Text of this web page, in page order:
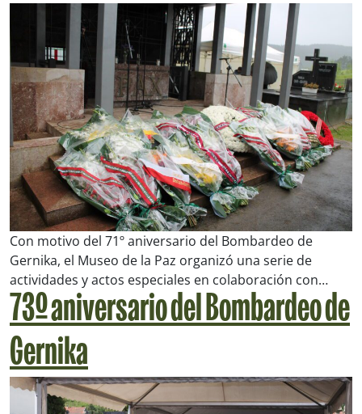
Con motivo del 71º aniversario del Bombardeo de
Gernika, el Museo de la Paz organizó una serie de
actividades y actos especiales en colaboración con…
73º aniversario del Bombardeo de
Gernika